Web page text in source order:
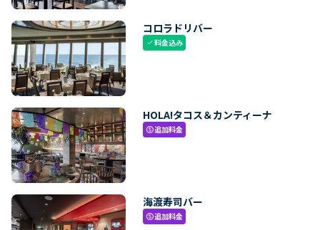
コロラドリバー
check料金込み
HOLA!タコス＆カンティーナ
paid追加料金
海渡寿司バー
paid追加料金